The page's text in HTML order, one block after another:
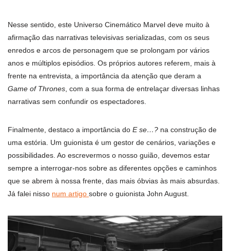
Nesse sentido, este Universo Cinemático Marvel deve muito à
afirmação das narrativas televisivas serializadas, com os seus
enredos e arcos de personagem que se prolongam por vários
anos e múltiplos episódios. Os próprios autores referem, mais à
frente na entrevista, a importância da atenção que deram a
Game of Thrones , com a sua forma de entrelaçar diversas linhas
narrativas sem confundir os espectadores.
Finalmente, destaco a importância do E se…? na construção de
uma estória. Um guionista é um gestor de cenários, variações e
possibilidades. Ao escrevermos o nosso guião, devemos estar
sempre a interrogar-nos sobre as diferentes opções e caminhos
que se abrem à nossa frente, das mais óbvias às mais absurdas.
Já falei nisso num artigo sobre o guionista John August.